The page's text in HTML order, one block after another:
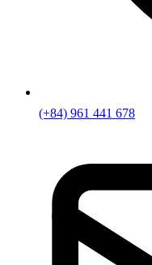
(+84) 961 441 678